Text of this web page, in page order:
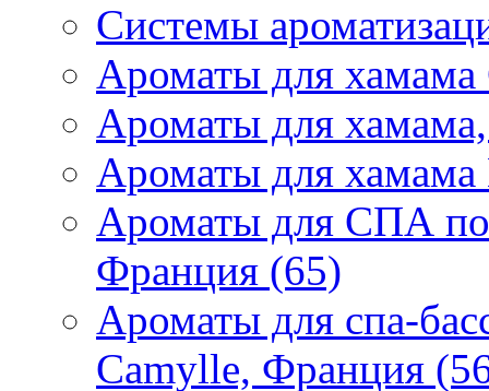
Системы
Ароматы для
Ароматы для
Ароматы для
Ароматы для СПА
Франция (65)
Ароматы для спа-
Camylle, Франция